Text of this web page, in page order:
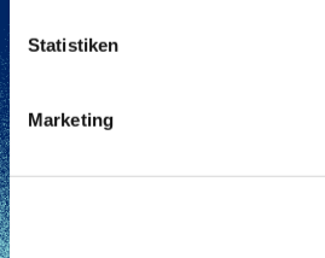
Statistiken
Marketing